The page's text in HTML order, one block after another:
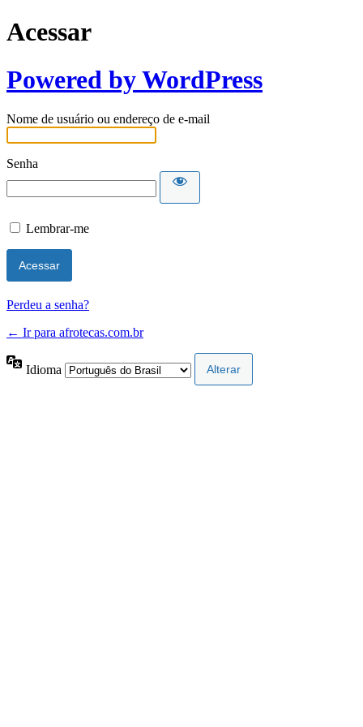
Acessar
Powered by WordPress
Nome de usuário ou endereço de e-mail
Senha
Lembrar-me
Perdeu a senha?
← Ir para afrotecas.com.br
Idioma